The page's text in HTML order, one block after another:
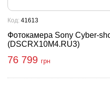
Фотокамера Sony Cyber-
(DSCRX10M4.RU3)
Код: 41613
76 799 грн